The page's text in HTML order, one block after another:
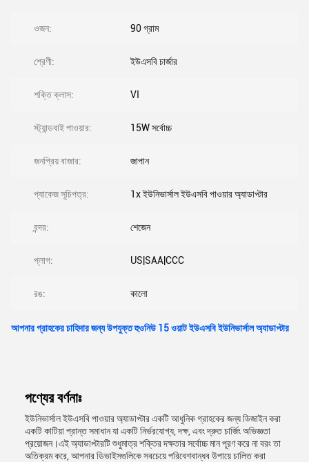
ওজন: 90 গ্রাম
শ্রেণী: ইউএসবি চার্জার
শক্তি ক্লাস: VI
স্ট্যান্ডবাই পাওয়ার: 15W সর্বোচ্চ
জনপ্রিয় বাজার: জাপান
প্যাকেজ সূচিপত্র: 1x ইউনিভার্সাল ইউএসবি পাওয়ার অ্যাডাপ্টার
বন্দর: শেজেন
প্লাগ: US|SAA|CCC
রঙ: কালো
আপনার গ্রাহকের চাহিদার জন্য উপযুক্ত হুওনিউ 15 ওয়াট ইউএসবি ইউনিভার্সাল অ্যাডাপ্টার
পণ্যের বর্ণনাঃ
ইউনিভার্সাল ইউএসবি পাওয়ার অ্যাডাপ্টার একটি আধুনিক গ্রাহকের জন্য ডিজাইন করা
একটি কাটিয়া প্রান্ত সমাধান যা একটি নির্ভরযোগ্য, দক্ষ, এবং দ্রুত চার্জিং অভিজ্ঞতা
প্রয়োজন।এই অ্যাডাপ্টারটি শুধুমাত্র শক্তির দক্ষতার সর্বোচ্চ মান পূরণ করে না বরং তা
অতিক্রম করে, আপনার ডিভাইসগুলিকে সবচেয়ে পরিবেশবান্ধব উপায়ে চালিত করা